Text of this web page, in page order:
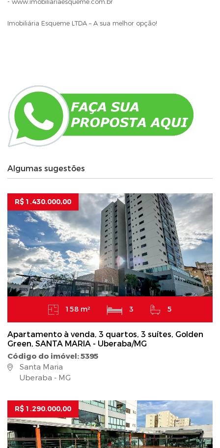
- www.imobiliariaesqueme.com.br
Imobiliária Esqueme LTDA – A sua melhor opção!
Algumas sugestões
R$ 1.430.000,00
158 m² 3 5
Apartamento à venda, 3 quartos, 3 suítes, Golden
Green, SANTA MARIA - Uberaba/MG
Código do imóvel: 5395
Santa Maria
Uberaba - MG
R$ 1.290.000,00